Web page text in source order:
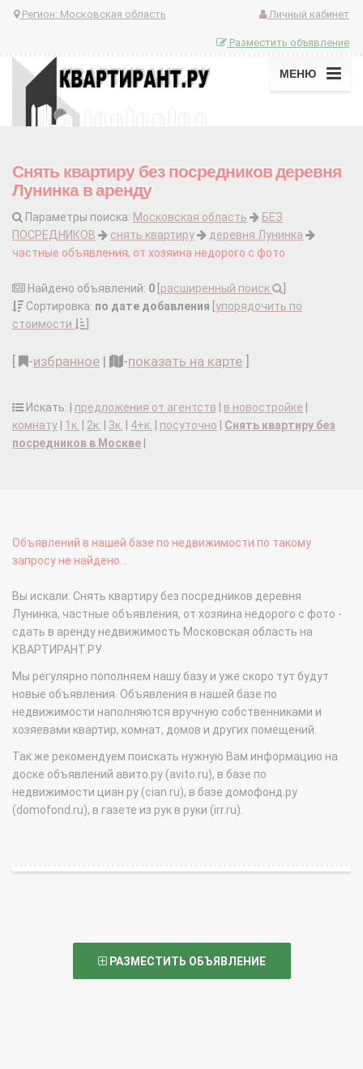
Регион: Московская область Личный кабинет
Разместить объявление
МЕНЮ
Снять квартиру без посредников деревня
Лунинка в аренду
Параметры поиска: Московская область
БЕЗ
ПОСРЕДНИКОВ
снять квартиру
деревня Лунинка
частные объявления, от хозяина недорого с фото
Найдено объявлений: 0 расширенный поиск
Сортировка: по дате добавления упорядочить по
стоимости
-избранное | -показать на карте
Искать: | предложения от агентств в новостройке
комнату
1к. 2к. 3к. 4+к. посуточно
Снять квартиру без
посредников в Москве
Объявлений в нашей базе по недвижимости по такому
запросу не найдено...
Вы искали: Снять квартиру без посредников деревня
Лунинка, частные объявления, от хозяина недорого с фото -
сдать в аренду недвижимость Московская область на
КВАРТИРАНТ.РУ
Мы регулярно пополняем нашу базу и уже скоро тут будут
новые объявления. Объявления в нашей базе по
недвижимости наполняются вручную собственниками и
хозяевами квартир, комнат, домов и других помещений.
Так же рекомендуем поискать нужную Вам информацию на
доске объявлений авито.ру (avito.ru), в базе по
недвижимости циан.ру (cian.ru), в базе домофонд.ру
(domofond.ru), в газете из рук в руки (irr.ru).
РАЗМЕСТИТЬ ОБЪЯВЛЕНИЕ